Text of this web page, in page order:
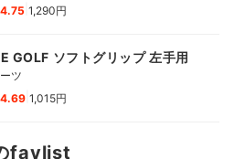
4.75 1,290円
GOLF ソフトグリップ 左手用
ツ
4.69 1,015円
favlist